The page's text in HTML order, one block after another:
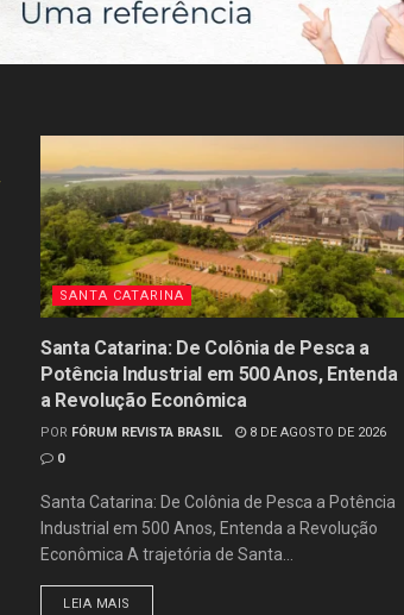
SANTA CATARINA
Santa Catarina: De Colônia de Pesca a
Potência Industrial em 500 Anos, Entenda
a Revolução Econômica
POR FÓRUM REVISTA BRASIL
8 DE AGOSTO DE 2026
0
Santa Catarina: De Colônia de Pesca a Potência
Industrial em 500 Anos, Entenda a Revolução
Econômica A trajetória de Santa...
LEIA MAIS